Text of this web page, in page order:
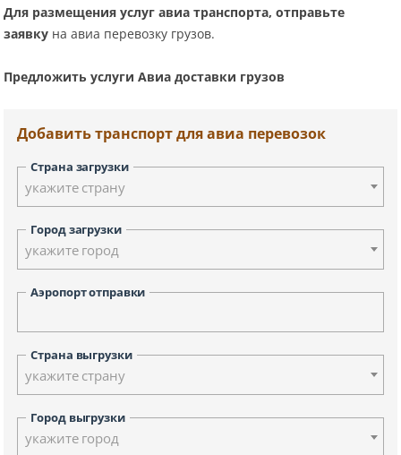
Для размещения услуг авиа транспорта, отправьте
заявку на авиа перевозку грузов.
Предложить услуги Авиа доставки грузов
Добавить транспорт для авиа перевозок
Страна загрузки
укажите страну
Город загрузки
укажите город
Аэропорт отправки
Страна выгрузки
укажите страну
Город выгрузки
укажите город